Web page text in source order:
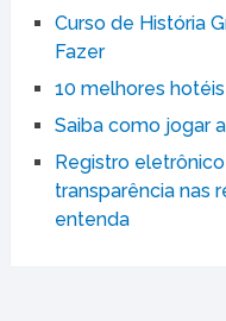
Curso de História
Fazer
10 melhores
Saiba como jogar
Registro
transparência nas
entenda